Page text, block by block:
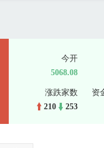
今开
5068.08
涨跌家数
210
253
资